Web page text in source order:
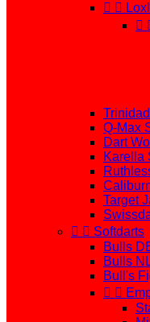
 

Q-Max
Dart
Karella
Target
  Softdarts
Bulls
Bulls
Bull's
 